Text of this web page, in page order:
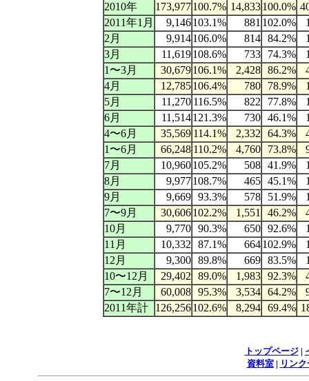
2010年
173,977100.7% 14,833100.0%
2011年1月
9,146103.1% 881 102.0%
2月
9,914106.0% 814 84.2%
3月
11,619108.6% 733 74.3%
1〜3月
30,679106.1% 2,428 86.2%
4月
12,785106.4% 780 78.9%
5月
11,270 116.5% 822 77.8%
6月
11,514121.3% 730 46.1%
4〜6月
35,569 114.1% 2,332 64.3%
1〜6月
66,248 110.2% 4,760 73.8%
7月
10,960105.2% 508 41.9%
8月
9,977108.7% 465 45.1%
9月
9,669 93.3% 578 51.9%
7〜9月
30,606102.2% 1,551 46.2%
10月
9,770 90.3% 650 92.6%
11月
10,332 87.1% 664102.9%
12月
9,300 89.8% 669 83.5%
10〜12月
29,402 89.0% 1,983 92.3%
7〜12月
60,008 95.3% 3,534 64.2%
2011年計
126,256102.6% 8,294 69.4%
トップページ|
資料室| リン